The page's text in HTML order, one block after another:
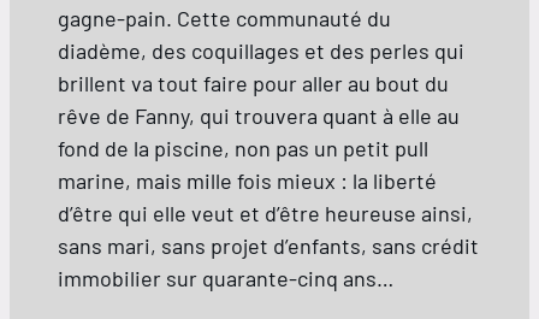
gagne-pain. Cette communauté du
diadème, des coquillages et des perles qui
brillent va tout faire pour aller au bout du
rêve de Fanny, qui trouvera quant à elle au
fond de la piscine, non pas un petit pull
marine, mais mille fois mieux : la liberté
d’être qui elle veut et d’être heureuse ainsi,
sans mari, sans projet d’enfants, sans crédit
immobilier sur quarante-cinq ans…